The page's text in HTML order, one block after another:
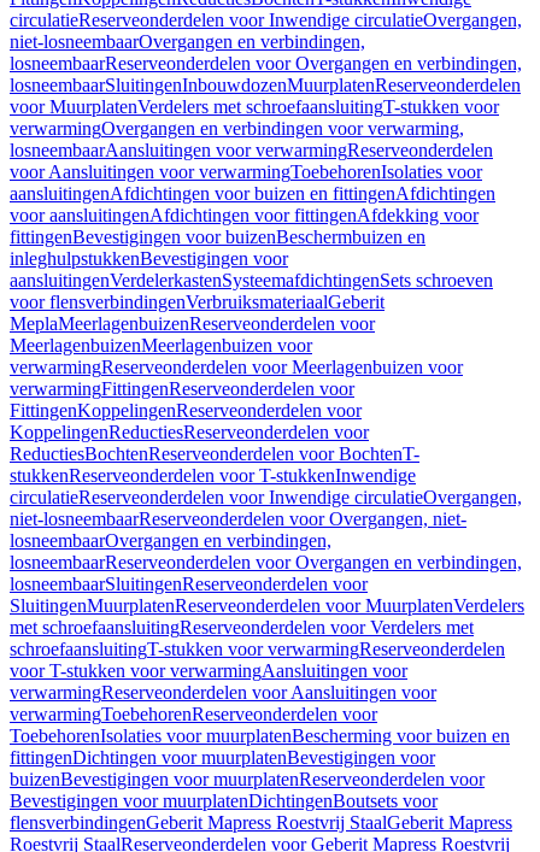
circulatieReserveonderdelen voor Inwendige circulatieOvergangen,
niet-losneembaarOvergangen en verbindingen,
losneembaarReserveonderdelen voor Overgangen en verbindingen,
losneembaarSluitingenInbouwdozenMuurplatenReserveonderdelen
voor MuurplatenVerdelers met schroefaansluitingT-stukken voor
verwarmingOvergangen en verbindingen voor verwarming,
losneembaarAansluitingen voor verwarmingReserveonderdelen
voor Aansluitingen voor verwarmingToebehorenIsolaties voor
aansluitingenAfdichtingen voor buizen en fittingenAfdichtingen
voor aansluitingenAfdichtingen voor fittingenAfdekking voor
fittingenBevestigingen voor buizenBeschermbuizen en
inleghulpstukkenBevestigingen voor
aansluitingenVerdelerkastenSysteemafdichtingenSets schroeven
voor flensverbindingenVerbruiksmateriaalGeberit
MeplaMeerlagenbuizenReserveonderdelen voor
MeerlagenbuizenMeerlagenbuizen voor
verwarmingReserveonderdelen voor Meerlagenbuizen voor
verwarmingFittingenReserveonderdelen voor
FittingenKoppelingenReserveonderdelen voor
KoppelingenReductiesReserveonderdelen voor
ReductiesBochtenReserveonderdelen voor BochtenT-
stukkenReserveonderdelen voor T-stukkenInwendige
circulatieReserveonderdelen voor Inwendige circulatieOvergangen,
niet-losneembaarReserveonderdelen voor Overgangen, niet-
losneembaarOvergangen en verbindingen,
losneembaarReserveonderdelen voor Overgangen en verbindingen,
losneembaarSluitingenReserveonderdelen voor
SluitingenMuurplatenReserveonderdelen voor MuurplatenVerdelers
met schroefaansluitingReserveonderdelen voor Verdelers met
schroefaansluitingT-stukken voor verwarmingReserveonderdelen
voor T-stukken voor verwarmingAansluitingen voor
verwarmingReserveonderdelen voor Aansluitingen voor
verwarmingToebehorenReserveonderdelen voor
ToebehorenIsolaties voor muurplatenBescherming voor buizen en
fittingenDichtingen voor muurplatenBevestigingen voor
buizenBevestigingen voor muurplatenReserveonderdelen voor
Bevestigingen voor muurplatenDichtingenBoutsets voor
flensverbindingenGeberit Mapress Roestvrij StaalGeberit Mapress
Roestvrij StaalReserveonderdelen voor Geberit Mapress Roestvrij